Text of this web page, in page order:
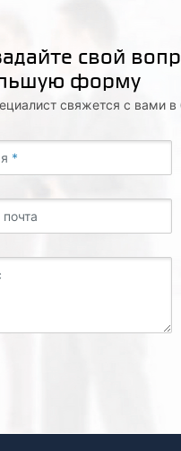
свой
форму
свяжется с вами
*